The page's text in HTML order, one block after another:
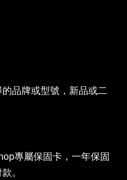
品牌或型號，新品或二
專屬保固卡，一年保固
。